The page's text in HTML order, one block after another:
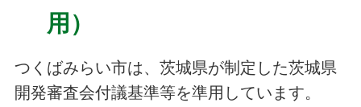
用）
つくばみらい市は、茨城県が制定した茨城県
開発審査会付議基準等を準用しています。